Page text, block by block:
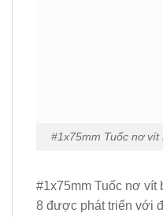
#1x75mm Tuốc nơ
#1x75mm Tuốc nơ vít
8 được phát triển với